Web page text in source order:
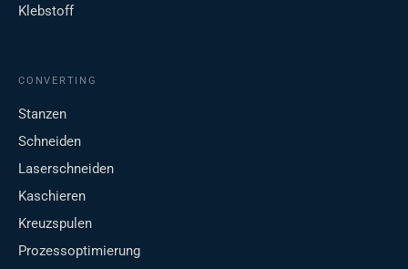
Klebstoff
CONVERTING
Stanzen
Schneiden
Laserschneiden
Kaschieren
Kreuzspulen
Prozessoptimierung